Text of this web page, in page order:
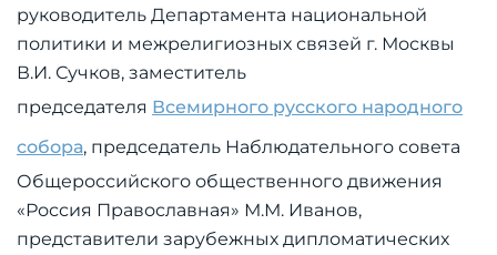
руководитель Департамента национальной
политики и межрелигиозных связей г. Москвы
В.И. Сучков, заместитель
председателя Всемирного русского народного
собора, председатель Наблюдательного совета
Общероссийского общественного движения
«Россия Православная» М.М. Иванов,
представители зарубежных дипломатических